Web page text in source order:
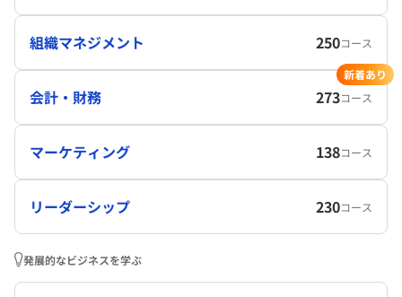
組織マネジメント 250コース
会計・財務 273コース
新着あり
マーケティング 138コース
リーダーシップ 230コース
発展的なビジネスを学ぶ